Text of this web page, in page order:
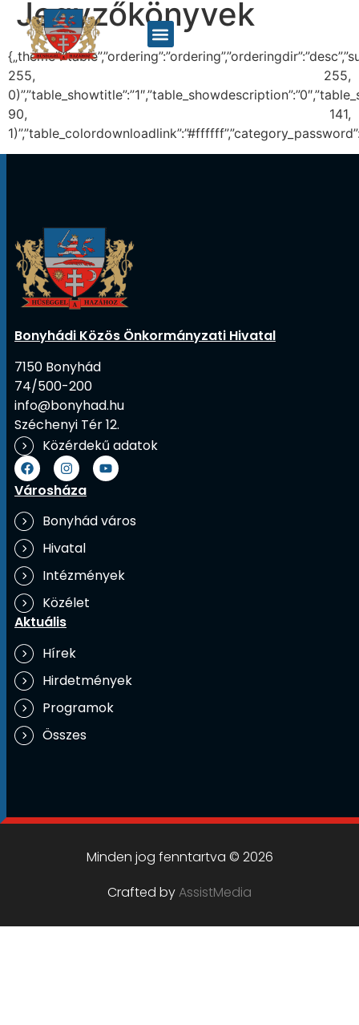
Jegyzőkönyvek
255, 255,
90, 141,
Bonyhádi Közös Önkormányzati Hivatal
7150 Bonyhád
74/500-200
info@bonyhad.hu
Széchenyi Tér 12.
Közérdekű adatok
Városháza
Bonyhád város
Hivatal
Intézmények
Közélet
Aktuális
Hírek
Hirdetmények
Programok
Összes
Minden jog fenntartva © 2026
Crafted byAssistMedia